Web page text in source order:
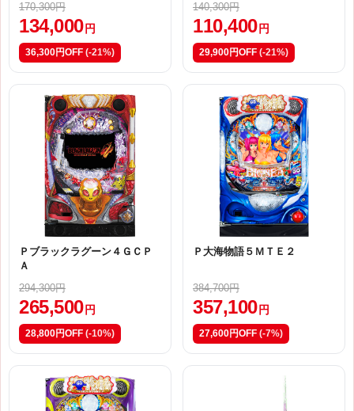
170,300円
134,000 円
36,300円OFF (-21%)
140,300円
110,400 円
29,900円OFF (-21%)
Ｐブラックラグーン４ＧＣＰ
Ａ
294,300円
265,500円
28,800円OFF (-10%)
Ｐ大海物語５ＭＴＥ２
384,700円
357,100円
27,600円OFF (-7%)